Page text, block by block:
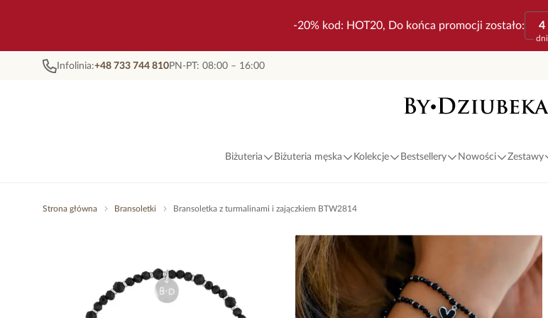
-20% kod: HOT20, Do końca promocji zostało: 4
dni
Infolinia:+48 733 744 810PN-PT: 08:00 – 16:00
Biżuteria Biżuteria męska Kolekcje Bestsellery Nowości Zestawy
Strona główna Bransoletki Bransoletka z turmalinami i zajączkiem BTW2814